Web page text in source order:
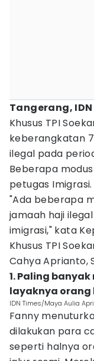
Tangerang,
Khusus TPI
keberangkatan
ilegal pada
Beberapa
petugas Imigrasi.
"Ada beberapa
jamaah haji
imigrasi," kata
Khusus TPI
Cahya Aprianto,
1. Paling
layaknya orang
IDN Times/Maya Aulia
Fanny
dilakukan para
seperti halnya